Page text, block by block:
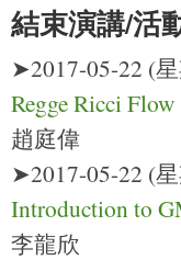
結束演講/活
➤2017-05-22 (
Regge Ricci Flow
趙庭偉
➤2017-05-22 (
Introduction to
李龍欣